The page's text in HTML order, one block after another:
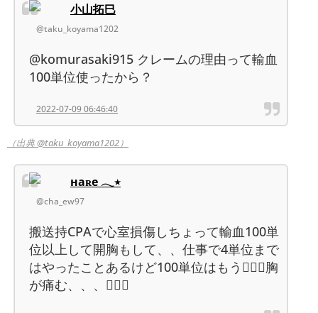
小山拓巳
@taku_koyama1202
@komurasaki915 クレームの理由って輸血
100単位使ったから？
2022-07-09 06:46:40
（出典 @taku_koyama1202）
наʀе 𓂃٭
@cha_ew97
搬送持CPAで心室損傷しちょって輸血100単
位以上して開胸もして、、仕事で4単位まで
はやったことあるけど100単位はもう🤦🏻‍♀️胸
が痛む、、、🤦🏻‍♀️